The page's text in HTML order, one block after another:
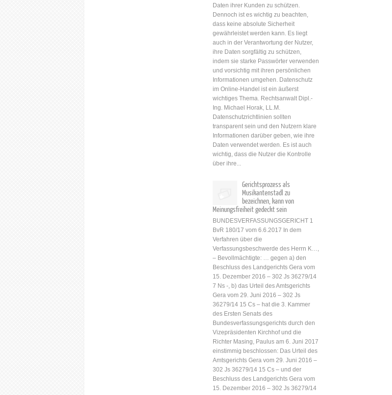
Daten ihrer Kunden zu schützen.
Dennoch ist es wichtig zu beachten,
dass keine absolute Sicherheit
gewährleistet werden kann. Es liegt
auch in der Verantwortung der Nutzer,
ihre Daten sorgfältig zu schützen,
indem sie starke Passwörter verwenden
und vorsichtig mit ihren persönlichen
Informationen umgehen. Datenschutz
im Online-Handel ist ein äußerst
wichtiges Thema. Rechtsanwalt Dipl.-
Ing. Michael Horak, LL.M.
Datenschutzrichtlinien sollten
transparent sein und den Nutzern klare
Informationen darüber geben, wie ihre
Daten verwendet werden. Es ist auch
wichtig, dass die Nutzer die Kontrolle
über ihre...
Gerichtsprozess als
Musikantenstadl zu
bezeichnen, kann von
Meinungsfreiheit gedeckt sein
BUNDESVERFASSUNGSGERICHT 1
BvR 180/17 vom 6.6.2017 In dem
Verfahren über die
Verfassungsbeschwerde des Herrn K…,
– Bevollmächtigte: … gegen a) den
Beschluss des Landgerichts Gera vom
15. Dezember 2016 – 302 Js 36279/14
7 Ns -, b) das Urteil des Amtsgerichts
Gera vom 29. Juni 2016 – 302 Js
36279/14 15 Cs – hat die 3. Kammer
des Ersten Senats des
Bundesverfassungsgerichts durch den
Vizepräsidenten Kirchhof und die
Richter Masing, Paulus am 6. Juni 2017
einstimmig beschlossen: Das Urteil des
Amtsgerichts Gera vom 29. Juni 2016 –
302 Js 36279/14 15 Cs – und der
Beschluss des Landgerichts Gera vom
15. Dezember 2016 – 302 Js 36279/14